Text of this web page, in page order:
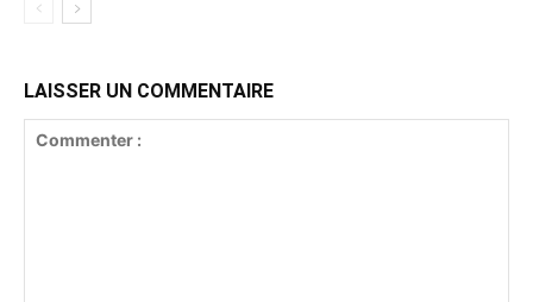
LAISSER UN COMMENTAIRE